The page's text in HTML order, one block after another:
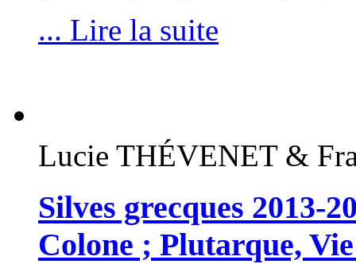
... Lire la suite
Lucie THÉVENET &
Silves grecques 2013-
Colone ; Plutarque,